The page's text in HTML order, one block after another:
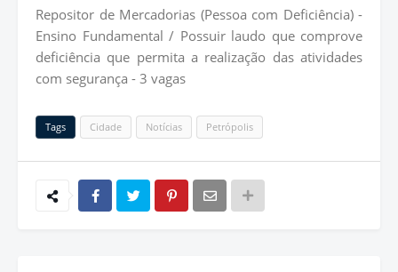
Repositor de Mercadorias (Pessoa com Deficiência) -
Ensino Fundamental / Possuir laudo que comprove
deficiência que permita a realização das atividades
com segurança - 3 vagas
Tags Cidade Notícias Petrópolis